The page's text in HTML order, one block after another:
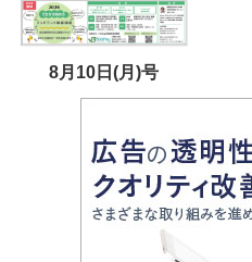
8月10日(月)号